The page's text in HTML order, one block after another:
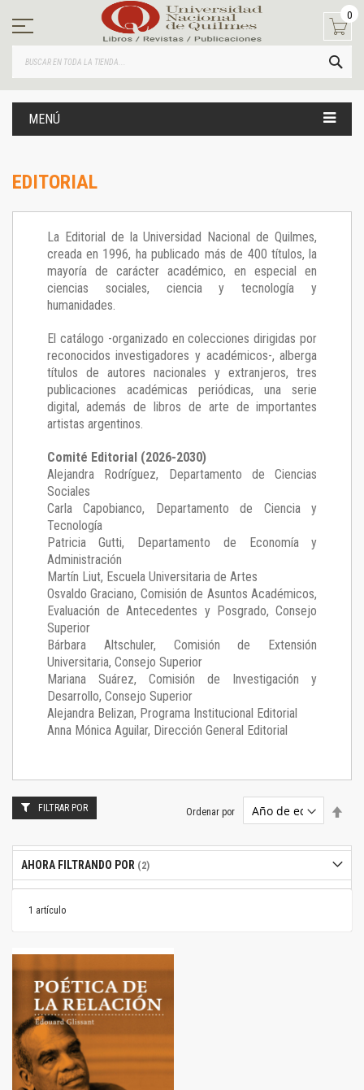
contenido
0
MENÚ
EDITORIAL
La Editorial de la Universidad Nacional de Quilmes,
creada en 1996, ha publicado más de 400 títulos, la
mayoría de carácter académico, en especial en
ciencias sociales, ciencia y tecnología y
humanidades.
El catálogo -organizado en colecciones dirigidas por
reconocidos investigadores y académicos-, alberga
títulos de autores nacionales y extranjeros, tres
publicaciones académicas periódicas, una serie
digital, además de libros de arte de importantes
artistas argentinos.
Comité Editorial (2026-2030)
Alejandra Rodríguez, Departamento de Ciencias
Sociales
Carla Capobianco, Departamento de Ciencia y
Tecnología
Patricia Gutti, Departamento de Economía y
Administración
Martín Liut, Escuela Universitaria de Artes
Osvaldo Graciano, Comisión de Asuntos Académicos,
Evaluación de Antecedentes y Posgrado, Consejo
Superior
Bárbara Altschuler, Comisión de Extensión
Universitaria, Consejo Superior
Mariana Suárez, Comisión de Investigación y
Desarrollo, Consejo Superior
Alejandra Belizan, Programa Institucional Editorial
Anna Mónica Aguilar, Dirección General Editorial
1 artículo
Ordenar por
FILTRAR POR
AHORA FILTRANDO POR